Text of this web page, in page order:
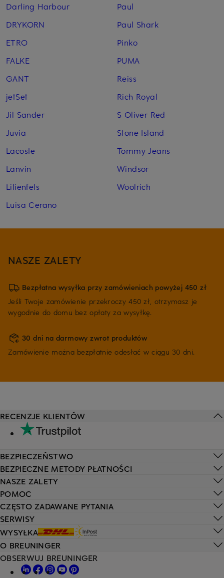
Darling Harbour
DRYKORN
ETRO
FALKE
GANT
jetSet
Jil Sander
Juvia
Lacoste
Lanvin
Lilienfels
Luisa Cerano
Paul
Paul Shark
Pinko
PUMA
Reiss
Rich Royal
S Oliver Red
Stone Island
Tommy Jeans
Windsor
Woolrich
NASZE ZALETY
Bezpłatna wysyłka przy zamówieniach powyżej 450 zł
Jeśli Twoje zamówienie przekroczy 450 zł, otrzymasz je
wygodnie do domu bez opłaty za wysyłkę.
30 dni na darmowy zwrot produktów
Zamówienie można bezpłatnie odesłać w ciągu 30 dni.
POMOC
CZĘSTO ZADAWANE PYTANIA
SERWISY
WYSYŁKA
RECENZJE KLIENTÓW
BEZPIECZEŃSTWO
BEZPIECZNE METODY PŁATNOŚCI
NASZE ZALETY
O BREUNINGER
OBSERWUJ BREUNINGER